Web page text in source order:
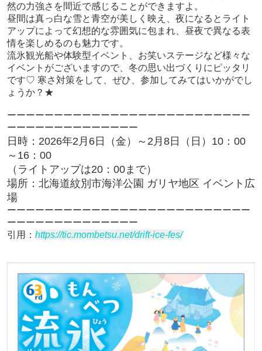
然の力強さを間近で感じることができますよ。
昼間は真っ白な雪と青空が美しく映え、夜になるとライト
アップによって幻想的な雰囲気に包まれ、昼夜で異なる表
情を楽しめるのも魅力です。
流氷観光船や体験型イベント、お笑いステージなど様々な
イベントがございますので、冬の思い出づくりにピッタリ
です♡ 寒さ対策をして、ぜひ、参加してみてはいかがでし
ょうか？★
ーーーーーーーーーーーーーーーーーーーーーーーーーー
ーーーーーーーーーーーーーー
日時：2026年2月6日（金）～2月8日（日）10：00
～16：00
（ライトアップは20：00まで）
場所：北海道紋別市海洋公園 ガリヤ地区 イベント広
場
ーーーーーーーーーーーーーーーーーーーーーーーーーー
ーーーーーーーーーーーーーー
引用： https://tic.mombetsu.net/drift-ice-fes/